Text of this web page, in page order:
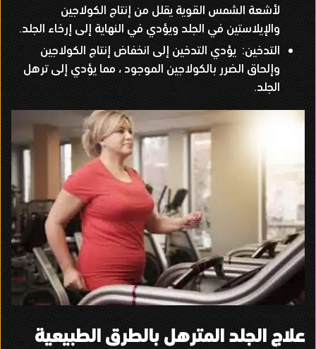
لأشعة الشمس القوية يقلل من إنتاج الكولاجين
والإيلاستين في الجلد ويؤدي في النهاية إلى إرخاء الجلد.
التدخين: يؤدي التدخين إلى انخفاض إنتاج الكولاجين
وإلحاق الضرر بالكولاجين الموجود ، مما يؤدي إلى ترهل
الجلد.
علاج الجلد المترهل بالطرق الطبيعية